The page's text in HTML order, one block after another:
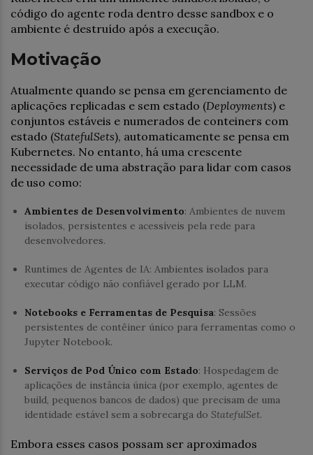
código do agente roda dentro desse sandbox e o
ambiente é destruído após a execução.
Motivação
Atualmente quando se pensa em gerenciamento de
aplicações replicadas e sem estado (Deployments) e
conjuntos estáveis ​​e numerados de conteiners com
estado (StatefulSets), automaticamente se pensa em
Kubernetes. No entanto, há uma crescente
necessidade de uma abstração para lidar com casos
de uso como:
Ambientes de Desenvolvimento: Ambientes de nuvem
isolados, persistentes e acessíveis pela rede para
desenvolvedores.
Runtimes de Agentes de IA: Ambientes isolados para
executar código não confiável gerado por LLM.
Notebooks e Ferramentas de Pesquisa: Sessões
persistentes de contêiner único para ferramentas como o
Jupyter Notebook.
Serviços de Pod Único com Estado: Hospedagem de
aplicações de instância única (por exemplo, agentes de
build, pequenos bancos de dados) que precisam de uma
identidade estável sem a sobrecarga do StatefulSet.
Embora esses casos possam ser aproximados